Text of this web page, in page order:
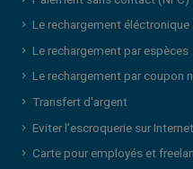
Le rechargement éléctronique
Le rechargement par espèces
Le rechargement par coupon
Transfert d'argent
Eviter l’escroquerie sur Internet
Carte pour employés et